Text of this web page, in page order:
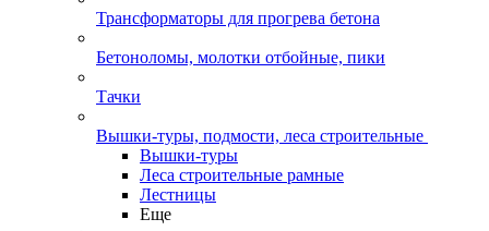
Трансформаторы для прогрева бетона
Бетоноломы, молотки отбойные, пики
Тачки
Вышки-туры, подмости, леса строительные
Вышки-туры
Леса строительные рамные
Лестницы
Еще